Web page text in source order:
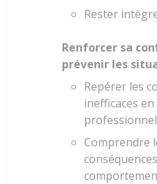
Rester
Renforcer sa
prévenir les
Repérer les
inefficaces
Comprendre